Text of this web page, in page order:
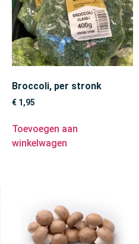
Broccoli, per stronk
€ 1,95
Toevoegen aan
winkelwagen